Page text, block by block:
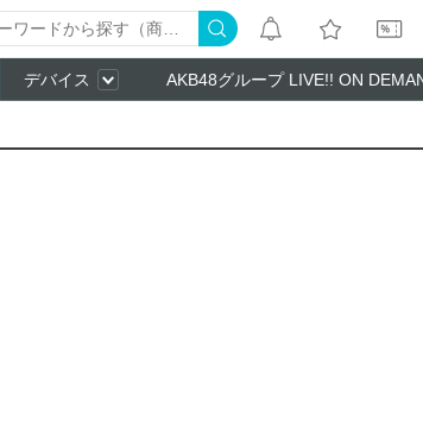
デバイス AKB48グループ LIVE!! ON